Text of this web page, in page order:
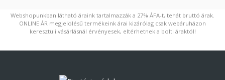
Webshopunkban látható áraink tartalmazzák a 27% ÁFA-t, tehát bruttó árak.
ONLINE ÁR megjelölésű termékeink árai kizárólag csak webáruházon
keresztüli vásárlásnál érvényesek, eltérhetnek a bolti áraktól!